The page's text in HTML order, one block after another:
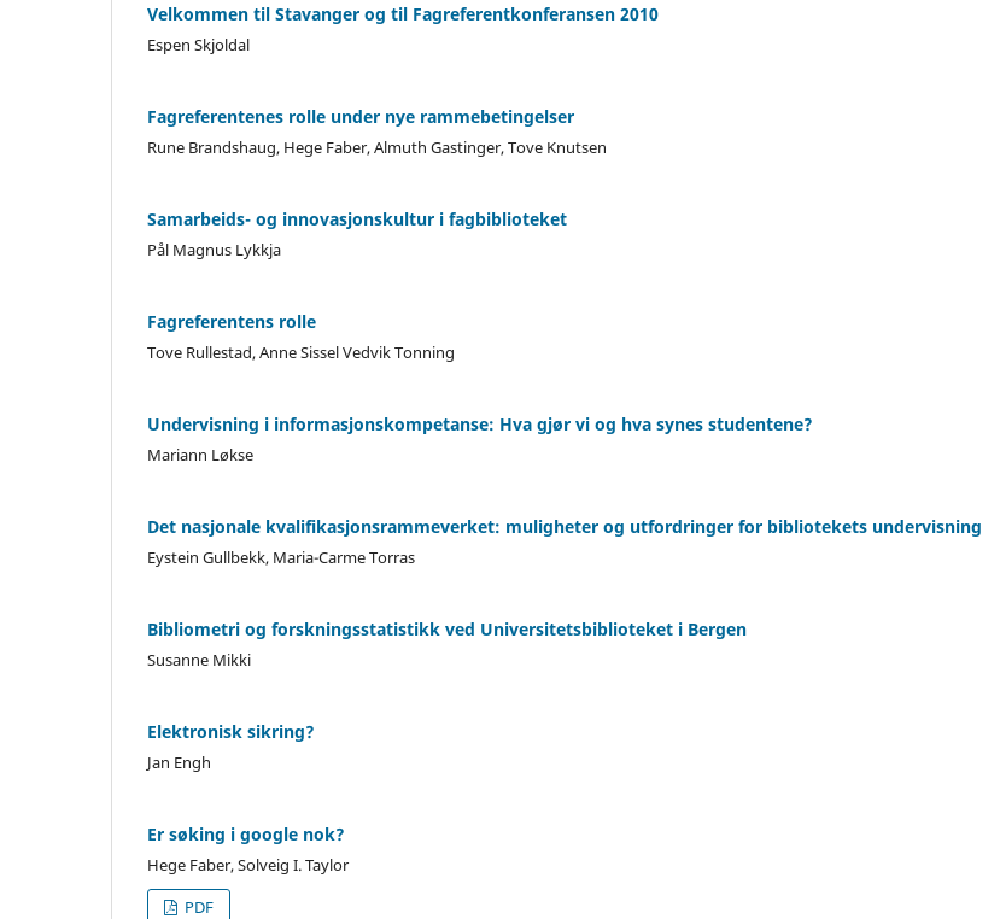
Velkommen til Stavanger og til Fagreferentkonferansen 2010
Espen Skjoldal
Fagreferentenes rolle under nye rammebetingelser
Rune Brandshaug, Hege Faber, Almuth Gastinger, Tove Knutsen
Samarbeids- og innovasjonskultur i fagbiblioteket
Pål Magnus Lykkja
Fagreferentens rolle
Tove Rullestad, Anne Sissel Vedvik Tonning
Undervisning i informasjonskompetanse: Hva gjør vi og hva synes studentene?
Mariann Løkse
Det nasjonale kvalifikasjonsrammeverket: muligheter og utfordringer for bibliotekets undervisning
Eystein Gullbekk, Maria-Carme Torras
Bibliometri og forskningsstatistikk ved Universitetsbiblioteket i Bergen
Susanne Mikki
Elektronisk sikring?
Jan Engh
Er søking i google nok?
Hege Faber, Solveig I. Taylor
PDF